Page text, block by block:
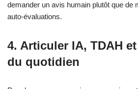
demander un avis humain plutôt que de
auto‑évaluations.
4. Articuler IA, TDAH
du quotidien